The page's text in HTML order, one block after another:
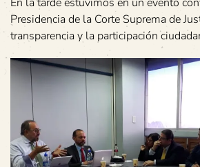
Presidencia de la Corte Suprema de
transparencia y la participación